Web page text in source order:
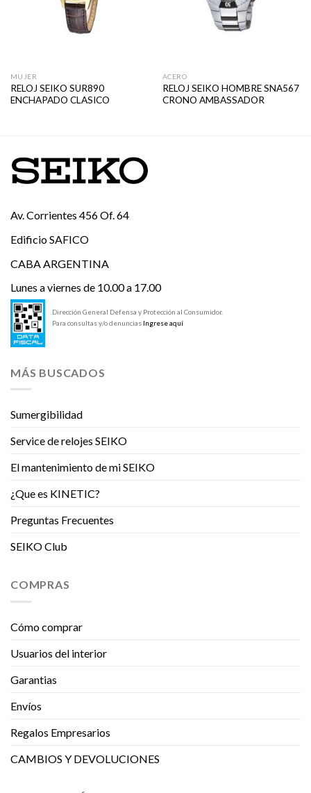
MUJER
RELOJ SEIKO SUR890
ENCHAPADO CLASICO
ACERO
RELOJ SEIKO HOMBRE SNA567
CRONO AMBASSADOR
Av. Corrientes 456 Of. 64
Edificio SAFICO
CABA ARGENTINA
Lunes a viernes de 10.00 a 17.00
Dirección General Defensa y Protección al Consumidor.
Para consultas y/o denuncias Ingrese aquí
MÁS BUSCADOS
Sumergibilidad
Service de relojes SEIKO
El mantenimiento de mi SEIKO
¿Que es KINETIC?
Preguntas Frecuentes
SEIKO Club
COMPRAS
Cómo comprar
Usuarios del interior
Garantias
Envíos
Regalos Empresarios
CAMBIOS Y DEVOLUCIONES